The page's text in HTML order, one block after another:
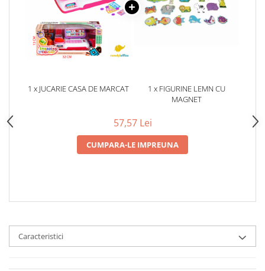
1 x JUCARIE CASA DE MARCAT
1 x FIGURINE LEMN CU
MAGNET
57,57 Lei
CUMPARA-LE IMPREUNA
Caracteristici